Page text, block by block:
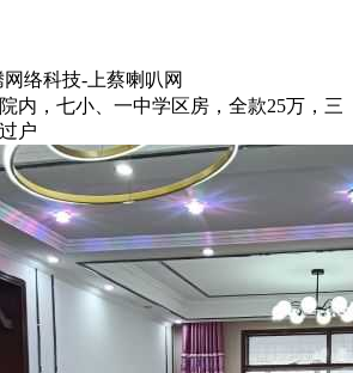
络科技-上蔡喇叭网
内，七小、一中学区房，全款25万，三
户